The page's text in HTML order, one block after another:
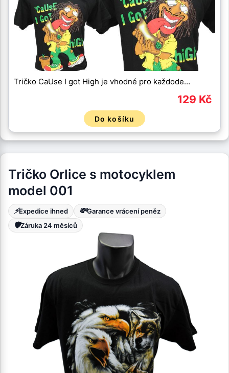
Tričko CaUse I got High je vhodné pro každode…
129 Kč
Do košíku
Tričko Orlice s motocyklem
model 001
⚡Expedice ihned 💸Garance vrácení peněz
🛡️Záruka 24 měsíců